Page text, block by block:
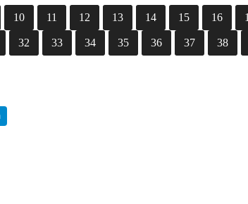
10 11 12 13 14 15 16
32 33 34 35 36 37 38